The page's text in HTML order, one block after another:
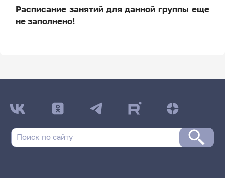
Расписание занятий для данной группы еще
не заполнено!
ДАТА ПОСЛЕДНЕГО ОБНОВЛЕНИЯ:
НЕ ОБНОВЛЯЛОСЬ
факультет
Дневная форма обучения | 5353 группа